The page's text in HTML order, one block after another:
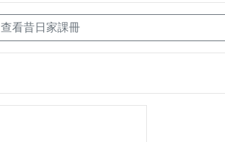
查看昔日家課冊